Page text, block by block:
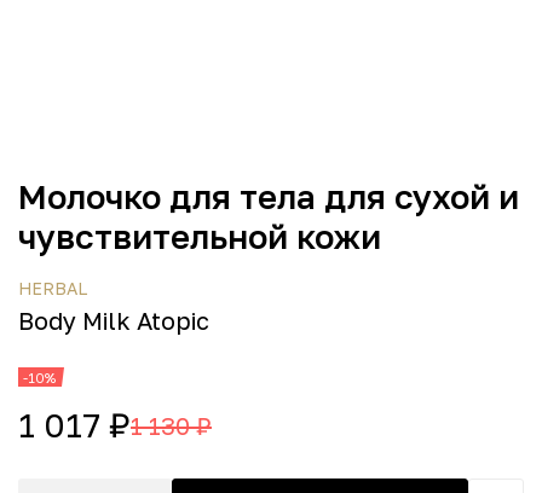
Молочко для тела для сухой и
чувствительной кожи
HERBAL
Body Milk Atopic
-10%
1 017 ₽1 130 ₽